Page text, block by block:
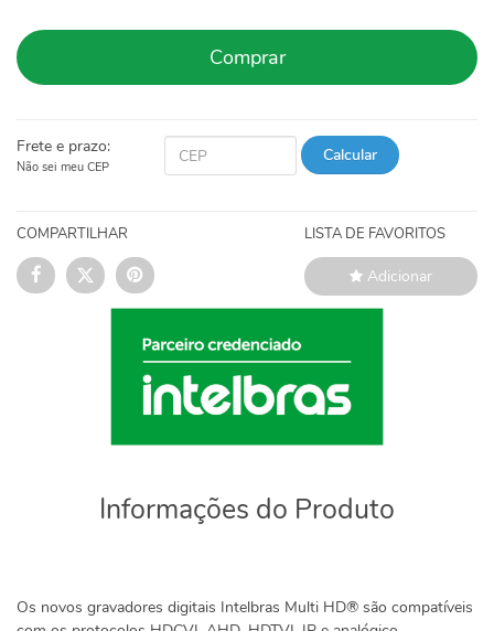
Comprar
Frete e prazo:
Não sei meu CEP
Calcular
COMPARTILHAR LISTA DE FAVORITOS
Adicionar
Informações do Produto
Os novos gravadores digitais Intelbras Multi HD® são compatíveis